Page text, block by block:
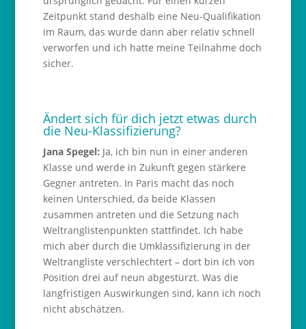
Zeitpunkt stand deshalb eine Neu-Qualifikation
im Raum, das wurde dann aber relativ schnell
verworfen und ich hatte meine Teilnahme doch
sicher.
Ändert sich für dich jetzt etwas durch
die Neu-Klassifizierung?
Jana Spegel: Ja, ich bin nun in einer anderen
Klasse und werde in Zukunft gegen stärkere
Gegner antreten. In Paris macht das noch
keinen Unterschied, da beide Klassen
zusammen antreten und die Setzung nach
Weltranglistenpunkten stattfindet. Ich habe
mich aber durch die Umklassifizierung in der
Weltrangliste verschlechtert – dort bin ich von
Position drei auf neun abgestürzt. Was die
langfristigen Auswirkungen sind, kann ich noch
nicht abschätzen.